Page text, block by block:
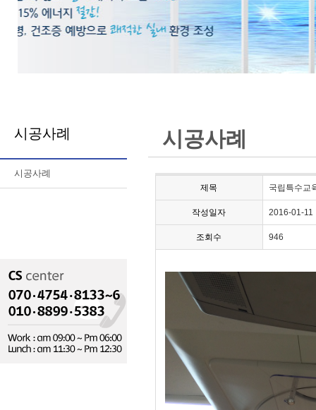
시공사례
시공사례
시공사례
제목 국립특수교
작성일자 2016-01-11
조회수 946